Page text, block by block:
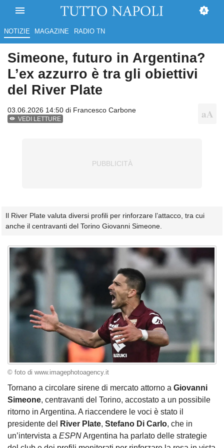
NOTIZIE MAGAZINE RADIO TN
Simeone, futuro in Argentina?
L’ex azzurro è tra gli obiettivi
del River Plate
03.06.2026 14:50 di Francesco Carbone
VEDI LETTURE
Il River Plate valuta diversi profili per rinforzare l’attacco, tra cui
anche il centravanti del Torino Giovanni Simeone.
© foto di www.imagephotoagency.it
Tornano a circolare sirene di mercato attorno a Giovanni
Simeone, centravanti del Torino, accostato a un possibile
ritorno in Argentina. A riaccendere le voci è stato il
presidente del
River Plate, Stefano Di Carlo, che in
un’intervista a ESPNArgentina ha parlato delle strategie